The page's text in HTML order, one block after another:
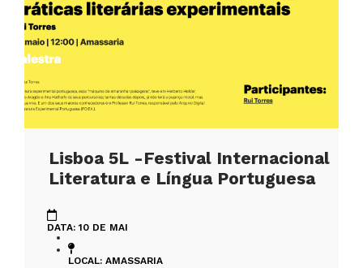
Lisboa 5L -Festival Internacional
Literatura e Língua Portuguesa
DATA: 10 DE MAI
LOCAL: AMASSARIA